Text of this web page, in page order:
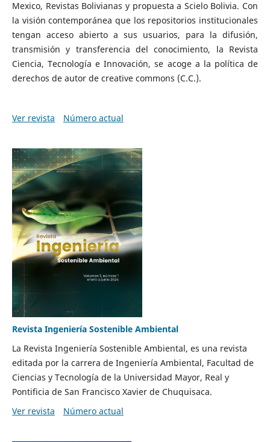
Mexico, Revistas Bolivianas y propuesta a Scielo Bolivia. Con
la visión contemporánea que los repositorios institucionales
tengan acceso abierto a sus usuarios, para la difusión,
transmisión y transferencia del conocimiento, la Revista
Ciencia, Tecnología e Innovación, se acoge a la política de
derechos de autor de creative commons (C.C.).
Ver revista Número actual
Revista Ingeniería Sostenible Ambiental
La Revista Ingeniería Sostenible Ambiental, es una revista
editada por la carrera de Ingeniería Ambiental, Facultad de
Ciencias y Tecnología de la Universidad Mayor, Real y
Pontificia de San Francisco Xavier de Chuquisaca.
Ver revista
Número actual